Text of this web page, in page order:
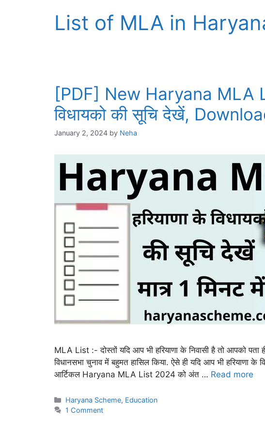
List of MLA in
[PDF] New Haryana MLA
विधायको की सूचि देखें,
January 2, 2024 by Neha
MLA List :- दोस्तों यदि आप भी हरियाणा के निवासी है तो आपको पता
विधानसभा चुनाव में बहुमत हासिल किया. ऐसे ही यदि आप भी हरियाणा
आर्टिकल Haryana MLA List 2024 को अंत … Read more
Categories
Haryana Scheme, Education
1 Comment